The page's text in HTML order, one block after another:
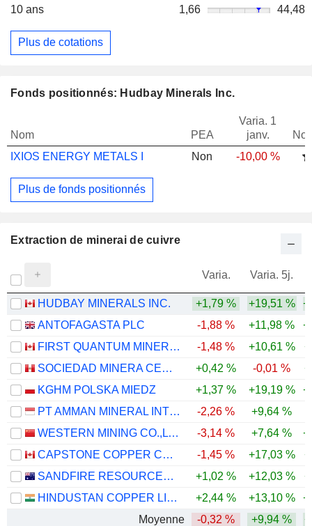
10 ans 1,66 44,48
Plus de cotations
Fonds positionnés: Hudbay Minerals Inc.
Nom PEA
Varia. 1
janv.
IXIOS ENERGY METALS I
Non -10,00 %
Plus de fonds positionnés
Extraction de minerai de cuivre
Varia. Varia. 5j.
HUDBAY MINERALS INC. +1,79 % +19,51 %
ANTOFAGASTA PLC
-1,88 % +11,98 %
FIRST QUANTUM MINERALS LTD.
-1,48 % +10,61 %
SOCIEDAD MINERA CERRO VERDE S.A.A.
+0,42 % -0,01 %
KGHM POLSKA MIEDZ
+1,37 % +19,19 %
PT AMMAN MINERAL INTERNASIONAL TBK
-2,26 % +9,64 %
WESTERN MINING CO.,LTD.
-3,14 % +7,64 %
CAPSTONE COPPER CORP.
-1,45 % +17,03 %
SANDFIRE RESOURCES LIMITED
+1,02 % +12,03 %
HINDUSTAN COPPER LIMITED
+2,44 % +13,10 %
Moyenne
-0,32 % +9,94 %